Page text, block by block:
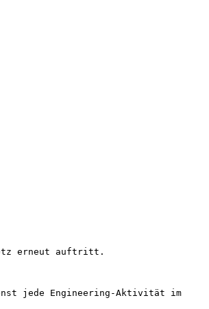
erneut auftritt.
jede Engineering-Aktivität im